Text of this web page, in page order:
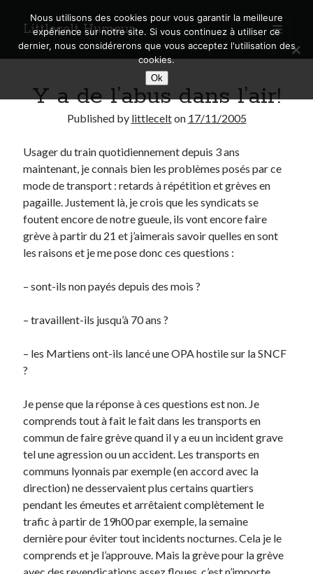
Littlecelt Humeur
open
primary
menu
Sidebar
Search
Derniers articles
Municipales 2026 : Lyon, Métropole et Caluire, mon choix pour l’avenir
Explorez les Chemins Enchantés à Vélo : Aventures Familiales près de
Lyon !
Quel Lyonnais es-tu, Renaud Ducher ?
Derniers Commentaires
Entretien ménager
littleceltdansComment j’ai opéré ma vélorution toute personnelle
Anthonydans Comment j’ai opéré ma vélorution toute personnelle
Renaud Ducherdans Comment j’ai opéré ma vélorution toute
personnelle
Commentaires récents
Entretien ménager
T’as vu quoi ? #52
C’était pas mieux avant… à Lyon
littlecelt
Comment j’ai opéré ma vélorution toute personnelle
Y a de l’abus dans l’air!
Published by littlecelton 17/11/2005
Usager du train quotidiennement depuis 3 ans
maintenant, je connais bien les problèmes posés par ce
mode de transport : retards à répétition et grèves en
pagaille. Justement là, je crois que les syndicats se
foutent encore de notre gueule, ils vont encore faire
grève à partir du 21 et j’aimerais savoir quelles en sont
les raisons et je me pose donc ces questions :
– sont-ils non payés depuis des mois ?
– travaillent-ils jusqu’à 70 ans ?
– les Martiens ont-ils lancé une OPA hostile sur la SNCF
?
Je pense que la réponse à ces questions est non. Je
comprends tout à fait le fait dans les transports en
commun de faire grève quand il y a eu un incident grave
tel une agression ou un accident. Les transports en
communs lyonnais par exemple (en accord avec la
direction) ne desservaient plus certains quartiers
pendant les émeutes et arrêtaient complètement le
trafic à partir de 19h00 par exemple, la semaine
dernière pour éviter tout incidents nocturnes. Cela je le
comprends et je l’approuve. Mais la grève pour la grève
Nous utilisons des cookies pour vous garantir la meilleure
expérience sur notre site. Si vous continuez à utiliser ce
dernier, nous considérerons que vous acceptez l'utilisation des
cookies.
Ok